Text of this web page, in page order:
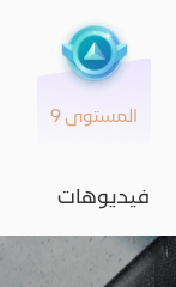
المستوى 9
فيديوهات